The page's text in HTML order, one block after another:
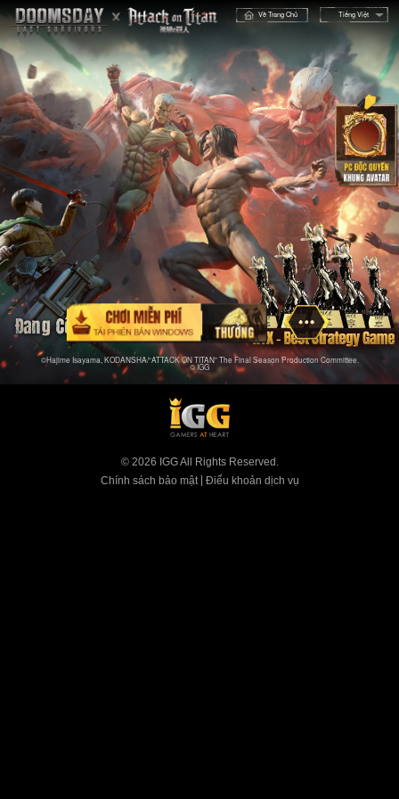
©Hajime Isayama, KODANSHA/“ATTACK ON TITAN” The Final Season Production Committee.
© IGG
Về Trang Chủ Tiếng Việt
© 2026 IGG All Rights Reserved.
Chính sách bảo mật| Điểu khoản dịch vụ